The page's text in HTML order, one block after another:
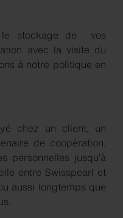
le stockage de vos
avec la visite du
à notre politique en
chez un client, un
de coopération,
personnelles jusqu’à
entre Swisspearl et
aussi longtemps que